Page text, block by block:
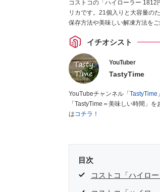
コストコの「ハイローラー
リカです。21個入りと大容量の
保存方法や美味しい解凍方法をご
イチオシスト
YouTuber
TastyTime
YouTubeチャンネル「 TastyTime
「TastyTime＝美味しい時間」
はコチラ！
目次
コストコ「ハイロ